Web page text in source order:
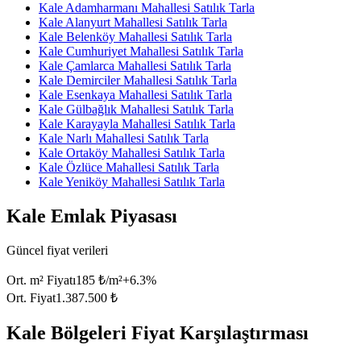
Kale Adamharmanı Mahallesi Satılık Tarla
Kale Alanyurt Mahallesi Satılık Tarla
Kale Belenköy Mahallesi Satılık Tarla
Kale Cumhuriyet Mahallesi Satılık Tarla
Kale Çamlarca Mahallesi Satılık Tarla
Kale Demirciler Mahallesi Satılık Tarla
Kale Esenkaya Mahallesi Satılık Tarla
Kale Gülbağlık Mahallesi Satılık Tarla
Kale Karayayla Mahallesi Satılık Tarla
Kale Narlı Mahallesi Satılık Tarla
Kale Ortaköy Mahallesi Satılık Tarla
Kale Özlüce Mahallesi Satılık Tarla
Kale Yeniköy Mahallesi Satılık Tarla
Kale Emlak Piyasası
Güncel fiyat verileri
Ort. m² Fiyatı185 ₺/m²+6.3%
Ort. Fiyat1.387.500 ₺
Kale Bölgeleri Fiyat Karşılaştırması